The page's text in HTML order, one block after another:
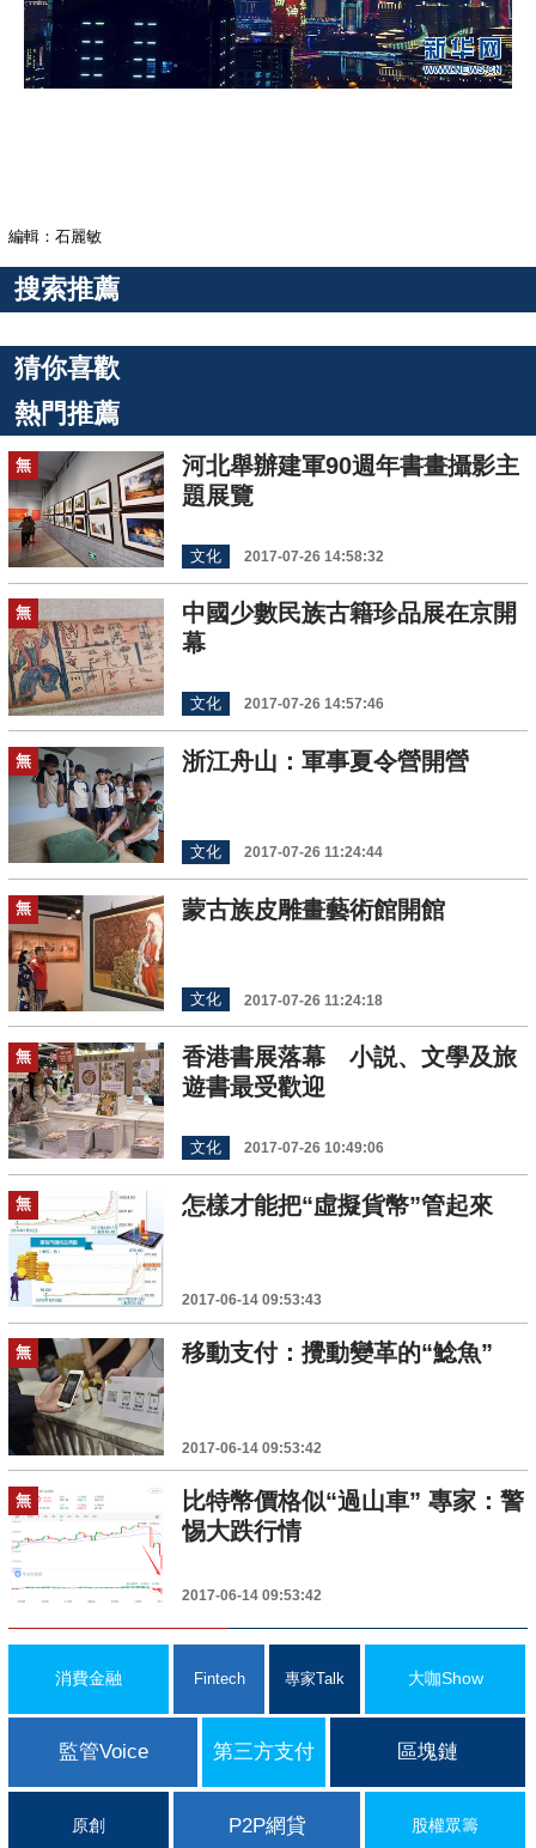
編輯：石麗敏
搜索推薦
猜你喜歡
熱門推薦
無
河北舉辦建軍90週年書畫攝影主
題展覽
文化 2017-07-26 14:58:32
無
中國少數民族古籍珍品展在京開
幕
文化 2017-07-26 14:57:46
無 浙江舟山：軍事夏令營開營
文化 2017-07-26 11:24:44
無 蒙古族皮雕畫藝術館開館
文化 2017-07-26 11:24:18
無
香港書展落幕 小説、文學及旅
遊書最受歡迎
文化 2017-07-26 10:49:06
無 怎樣才能把“虛擬貨幣”管起來
2017-06-14 09:53:43
無 移動支付：攪動變革的“鯰魚”
2017-06-14 09:53:42
無
比特幣價格似“過山車” 專家：警
惕大跌行情
2017-06-14 09:53:42
消費金融 Fintech 專家Talk 大咖Show
監管Voice 第三方支付 區塊鏈
原創 P2P網貸 股權眾籌